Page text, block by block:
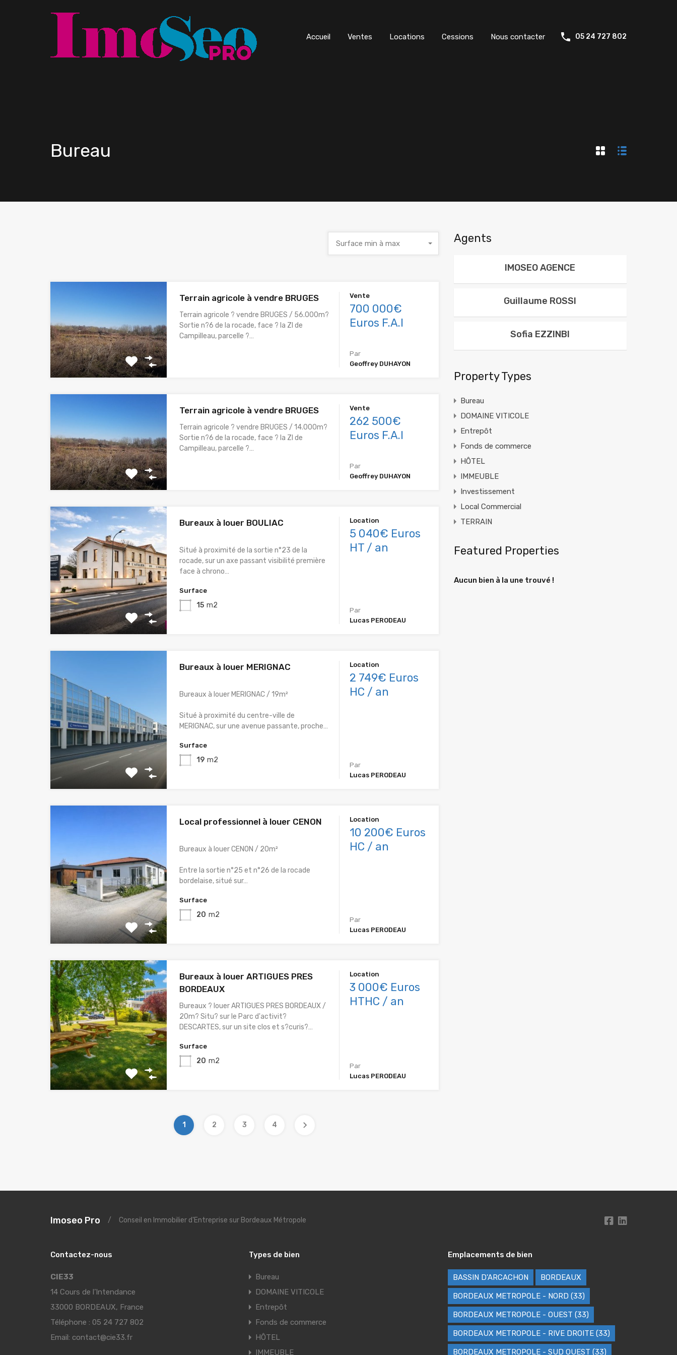
Accueil Ventes Locations Cessions Nous contacter 05 24 727 802
Bureau
Surface min à max
Terrain agricole à vendre BRUGES
Terrain agricole ? vendre BRUGES / 56.000m?
Sortie n?6 de la rocade, face ? la ZI de
Campilleau, parcelle ?…
Vente
700 000€
Euros F.A.I
Par
Geoffrey DUHAYON
Terrain agricole à vendre BRUGES
Terrain agricole ? vendre BRUGES / 14.000m?
Sortie n?6 de la rocade, face ? la ZI de
Campilleau, parcelle ?…
Vente
262 500€
Euros F.A.I
Par
Geoffrey DUHAYON
Bureaux à louer BOULIAC
Situé à proximité de la sortie n°23 de la
rocade, sur un axe passant visibilité première
face à chrono…
Surface
15 m2
Location
5 040€ Euros
HT / an
Par
Lucas PERODEAU
Bureaux à louer MERIGNAC
Bureaux à louer MERIGNAC / 19m²
Situé à proximité du centre-ville de
MERIGNAC, sur une avenue passante, proche…
Surface
19 m2
Location
2 749€ Euros
HC / an
Par
Lucas PERODEAU
Local professionnel à louer CENON
Bureaux à louer CENON / 20m²
Entre la sortie n°25 et n°26 de la rocade
bordelaise, situé sur…
Surface
20 m2
Location
10 200€ Euros
HC / an
Par
Lucas PERODEAU
Bureaux à louer ARTIGUES PRES
BORDEAUX
Bureaux ? louer ARTIGUES PRES BORDEAUX /
20m? Situ? sur le Parc d'activit?
DESCARTES, sur un site clos et s?curis?…
Surface
20 m2
Location
3 000€ Euros
HTHC / an
Par
Lucas PERODEAU
1 2 3 4
Agents
IMOSEO AGENCE
Guillaume ROSSI
Sofia EZZINBI
Property Types
Bureau
DOMAINE VITICOLE
Entrepôt
Fonds de commerce
HÔTEL
IMMEUBLE
Investissement
Local Commercial
TERRAIN
Featured Properties
Aucun bien à la une trouvé !
Imoseo Pro / Conseil en Immobilier d'Entreprise sur Bordeaux Métropole
Contactez-nous
CIE33
14 Cours de l’Intendance
33000 BORDEAUX, France
Téléphone : 05 24 727 802
Email: contact@cie33.fr
Types de bien
Bureau
DOMAINE VITICOLE
Entrepôt
Fonds de commerce
HÔTEL
IMMEUBLE
Emplacements de bien
BASSIN D'ARCACHON BORDEAUX
BORDEAUX METROPOLE - NORD (33)
BORDEAUX METROPOLE - OUEST (33)
BORDEAUX METROPOLE - RIVE DROITE (33)
BORDEAUX METROPOLE - SUD OUEST (33)